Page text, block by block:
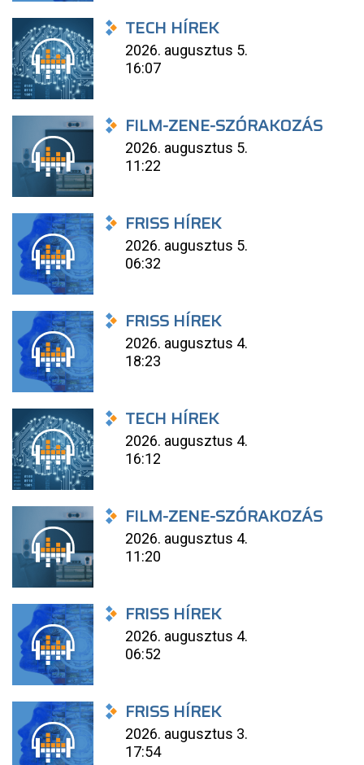
TECH HÍREK
2026. augusztus 5.
16:07
FILM-ZENE-SZÓRAKOZÁS
2026. augusztus 5.
11:22
FRISS HÍREK
2026. augusztus 5.
06:32
FRISS HÍREK
2026. augusztus 4.
18:23
TECH HÍREK
2026. augusztus 4.
16:12
FILM-ZENE-SZÓRAKOZÁS
2026. augusztus 4.
11:20
FRISS HÍREK
2026. augusztus 4.
06:52
FRISS HÍREK
2026. augusztus 3.
17:54